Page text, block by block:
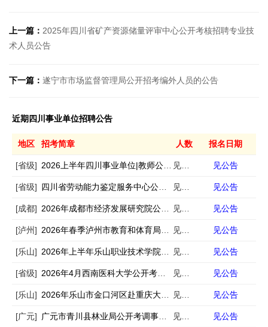
上一篇： 2025年四川省矿产资源储量评审中心公开考核招聘专业技
术人员公告
下一篇： 遂宁市市场监督管理局公开招考编外人员的公告
近期四川事业单位招聘公告
地区 招考简章 人数 报名日期
[省级] 2026上半年四川事业单位|教师公招考试公告汇总 见公告
[省级] 四川省劳动能力鉴定服务中心公开招聘1名编外聘用人员的公告 见公告
[成都] 2026年成都市经济发展研究院公开招聘编外工作人员公告 见公告
[泸州] 见公告
[乐山] 见公告
[省级] 2026年4月西南医科大学公开考核招聘40名工作人员公告 见公告
[乐山] 2026年乐山市金口河区赴重庆大学公开考核招聘事业单位工作人员的公告 见公告
[广元] 广元市青川县林业局公开考调事业单位工作人员的公告 见公告